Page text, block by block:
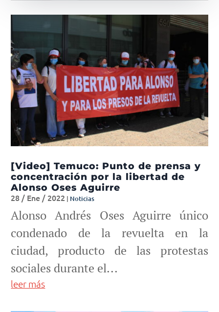
[Video] Temuco: Punto de prensa y
concentración por la libertad de
Alonso Oses Aguirre
28 / Ene / 2022 | Noticias
Alonso Andrés Oses Aguirre único
condenado de la revuelta en la
ciudad, producto de las protestas
sociales durante el...
leer más